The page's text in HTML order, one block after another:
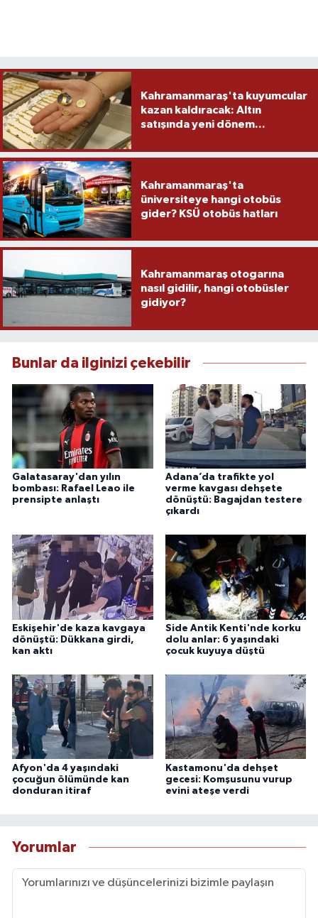
Kahramanmaraş'ta kuyumcular
kazan kaldıracak: Altın
satışında yeni dönem...
Kahramanmaraş'ta
üniversiteye hangi otobüs
gider? KSÜ otobüs hatları
Kahramanmaraş otogarına
nasıl gidilir, hangi otobüsler
gidiyor?
Bunlar da ilginizi çekebilir
Galatasaray'dan yılın
bombası: Rafael Leao ile
prensipte anlaştı
Adana’da trafikte yol
verme kavgası dehşete
dönüştü: Bagajdan testere
çıkardı
Eskişehir'de kaza kavgaya
dönüştü: Dükkana girdi,
kan aktı
Side Antik Kenti'nde korku
dolu anlar: 6 yaşındaki
çocuk kuyuya düştü
Afyon'da 4 yaşındaki
çocuğun ölümünde kan
donduran itiraf
Kastamonu'da dehşet
gecesi: Komşusunu vurup
evini ateşe verdi
Yorumlar